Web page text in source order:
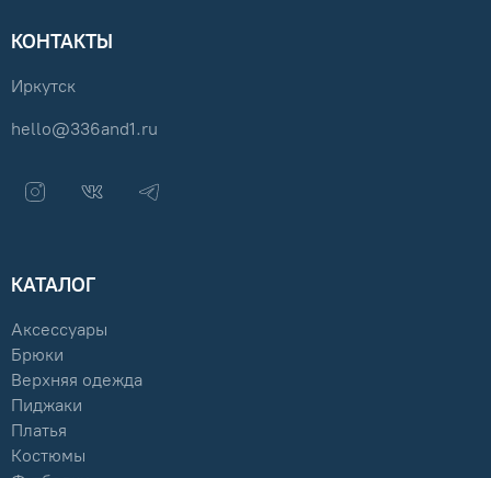
КОНТАКТЫ
Иркутск
hello@336and1.ru
КАТАЛОГ
Аксессуары
Брюки
Верхняя одежда
Пиджаки
Платья
Костюмы